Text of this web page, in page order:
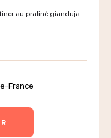
au praliné gianduja
France